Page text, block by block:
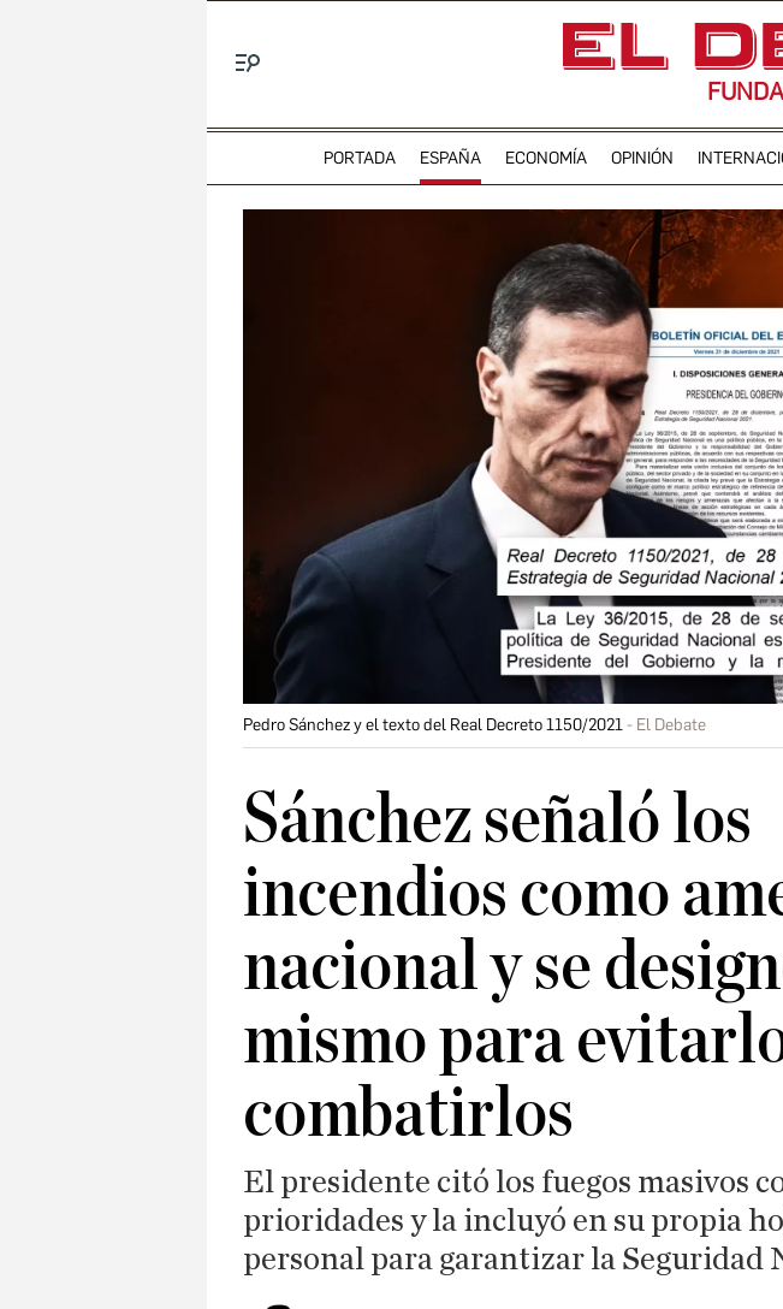
PORTADA ESPAÑA ECONOMÍA OPINIÓN
Pedro Sánchez y el texto del Real Decreto 1150/2021 El Debate
Sánchez señaló los
incendios como
nacional y se
mismo para
combatirlos
El presidente citó los fuegos masivos
prioridades y la incluyó en su propia
personal para garantizar la Seguridad